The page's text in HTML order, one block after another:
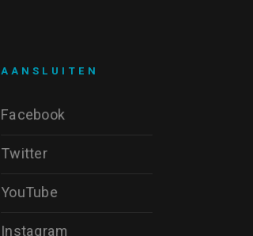
AANSLUITEN
Facebook
Twitter
YouTube
Instagram